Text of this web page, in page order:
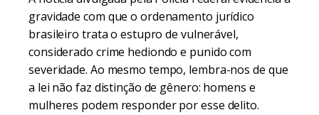
gravidade com que o ordenamento jurídico
brasileiro trata o estupro de vulnerável,
considerado crime hediondo e punido com
severidade. Ao mesmo tempo, lembra-nos de que
a lei não faz distinção de gênero: homens e
mulheres podem responder por esse delito.